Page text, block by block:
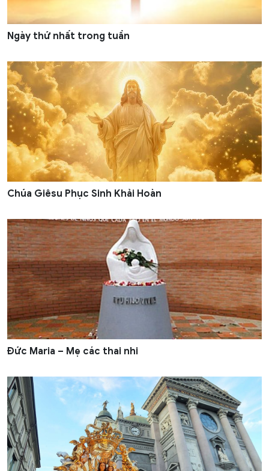
Ngày thứ nhất trong tuần
Chúa Giêsu Phục Sinh Khải Hoàn
Đức Maria – Mẹ các thai nhi